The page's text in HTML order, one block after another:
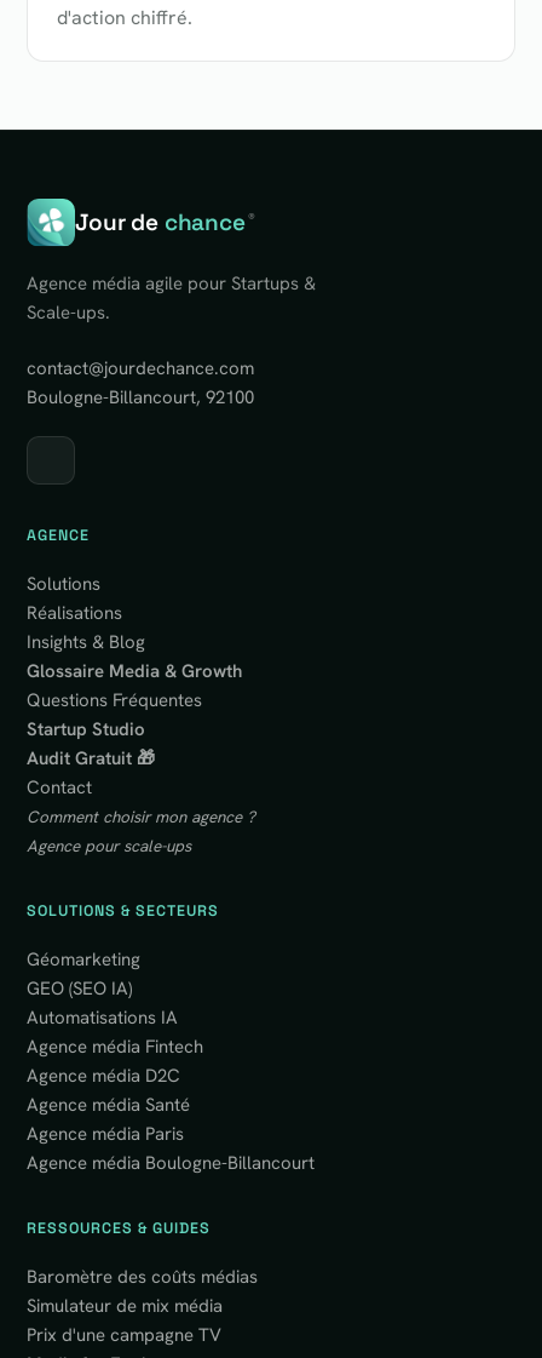
d'action chiffré.
Jour de chance®
Agence média agile pour Startups &
Scale-ups.
contact@jourdechance.com
Boulogne-Billancourt, 92100
AGENCE
Solutions
Réalisations
Insights & Blog
Glossaire Media & Growth
Questions Fréquentes
Startup Studio
Audit Gratuit 🎁
Contact
Comment choisir mon agence ?
Agence pour scale-ups
SOLUTIONS & SECTEURS
Géomarketing
GEO (SEO IA)
Automatisations IA
Agence média Fintech
Agence média D2C
Agence média Santé
Agence média Paris
Agence média Boulogne-Billancourt
RESSOURCES & GUIDES
Baromètre des coûts médias
Simulateur de mix média
Prix d'une campagne TV